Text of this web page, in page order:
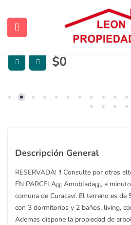
(Sugerencias)
ARRENDADA –
OTRAS ALTERNATIVAS
$0
Descripción General
RESERVADA! !! Consulte por otras
EN PARCELA¡¡¡¡ Amoblada¡¡¡¡, a
comuna de Curacaví. El terreno es de
con 3 dormitorios y 2 baños, living,
Ademas dispone la propiedad de